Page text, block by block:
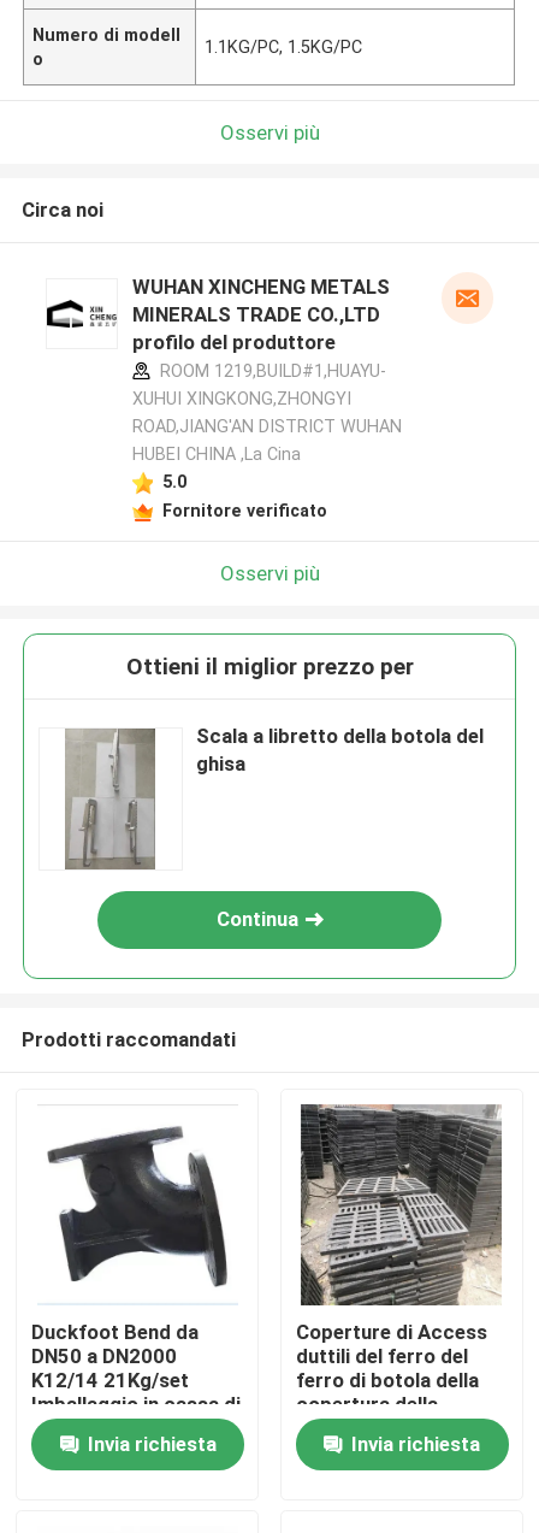
Casa
Prodotti
Circa noi
Numero di modell
o
1.1KG/PC, 1.5KG/PC
Osservi più
Circa noi
WUHAN XINCHENG METALS
MINERALS TRADE CO.,LTD
profilo del produttore
ROOM 1219,BUILD#1,HUAYU-
XUHUI XINGKONG,ZHONGYI
ROAD,JIANG'AN DISTRICT WUHAN
HUBEI CHINA ,La Cina
5.0
Fornitore verificato
Osservi più
Ottieni il miglior prezzo per
Scala a libretto della botola del
ghisa
Continua
Prodotti raccomandati
Duckfoot Bend da
DN50 a DN2000
K12/14 21Kg/set
Imballaggio in cassa di
legno
Invia richiesta
Coperture di Access
duttili del ferro del
ferro di botola della
copertura della
fonderia duttile ad alta
resistenza della colata
Invia richiesta